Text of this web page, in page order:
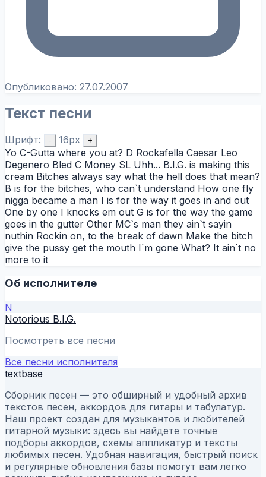
Опубликовано: 27.07.2007
Текст песни
Шрифт: - 16px +
Yo C-Gutta where you at? D Rockafella Caesar Leo
Degenero Bled C Money SL Uhh... B.I.G. is making this
cream Bitches always say what the hell does that mean?
B is for the bitches, who can`t understand How one fly
nigga became a man I is for the way it goes in and out
One by one I knocks em out G is for the way the game
goes in the gutter Other MC`s man they ain`t sayin
nuthin Rockin on, to the break of dawn Make the bitch
give the pussy get the mouth I`m gone What? It ain`t no
more to it
Об исполнителе
N
Notorious B.I.G.
Посмотреть все песни
Все песни исполнителя
textbase
Сборник песен — это обширный и удобный архив
текстов песен, аккордов для гитары и табулатур.
Наш проект создан для музыкантов и любителей
гитарной музыки: здесь вы найдете точные
подборы аккордов, схемы аппликатур и тексты
любимых песен. Удобная навигация, быстрый поиск
и регулярные обновления базы помогут вам легко